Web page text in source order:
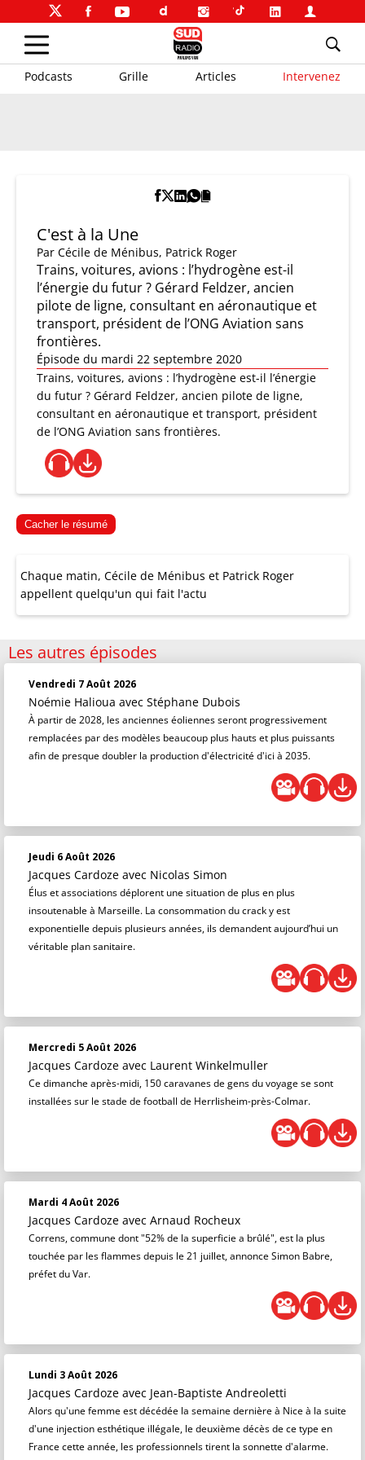
Podcasts Grille Articles Intervenez
C'est à la Une
Par Cécile de Ménibus, Patrick Roger
Trains, voitures, avions : l’hydrogène est-il
l’énergie du futur ? Gérard Feldzer, ancien
pilote de ligne, consultant en aéronautique et
transport, président de l’ONG Aviation sans
frontières.
Épisode du mardi 22 septembre 2020
Trains, voitures, avions : l’hydrogène est-il l’énergie
du futur ? Gérard Feldzer, ancien pilote de ligne,
consultant en aéronautique et transport, président
de l’ONG Aviation sans frontières.
Cacher le résumé
Chaque matin, Cécile de Ménibus et Patrick Roger
appellent quelqu'un qui fait l'actu
Les autres épisodes
Vendredi 7 Août 2026
Noémie Halioua avec Stéphane Dubois
À partir de 2028, les anciennes éoliennes seront progressivement
remplacées par des modèles beaucoup plus hauts et plus puissants
afin de presque doubler la production d'électricité d'ici à 2035.
Jeudi 6 Août 2026
Jacques Cardoze avec Nicolas Simon
Élus et associations déplorent une situation de plus en plus
insoutenable à Marseille. La consommation du crack y est
exponentielle depuis plusieurs années, ils demandent aujourd’hui un
véritable plan sanitaire.
Mercredi 5 Août 2026
Jacques Cardoze avec Laurent Winkelmuller
Ce dimanche après-midi, 150 caravanes de gens du voyage se sont
installées sur le stade de football de Herrlisheim-près-Colmar.
Mardi 4 Août 2026
Jacques Cardoze avec Arnaud Rocheux
Correns, commune dont "52% de la superficie a brûlé", est la plus
touchée par les flammes depuis le 21 juillet, annonce Simon Babre,
préfet du Var.
Lundi 3 Août 2026
Jacques Cardoze avec Jean-Baptiste Andreoletti
Alors qu'une femme est décédée la semaine dernière à Nice à la suite
d'une injection esthétique illégale, le deuxième décès de ce type en
France cette année, les professionnels tirent la sonnette d'alarme.